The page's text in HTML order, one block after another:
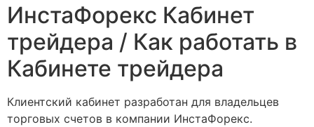
ИнстаФорекс Кабинет
трейдера / Как работать в
Кабинете трейдера
Клиентский кабинет разработан для владельцев
торговых счетов в компании ИнстаФорекс.